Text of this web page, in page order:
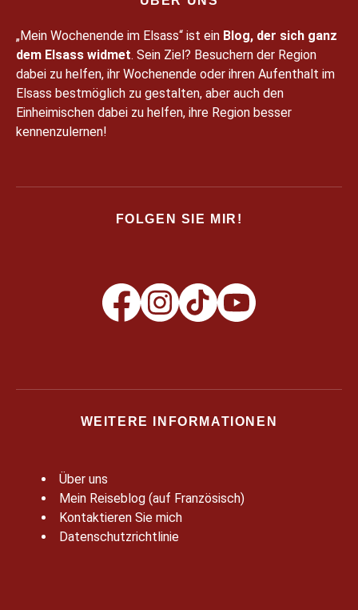
„Mein Wochenende im Elsass“ ist ein Blog, der sich ganz
dem Elsass widmet. Sein Ziel? Besuchern der Region
dabei zu helfen, ihr Wochenende oder ihren Aufenthalt im
Elsass bestmöglich zu gestalten, aber auch den
Einheimischen dabei zu helfen, ihre Region besser
kennenzulernen!
FOLGEN SIE MIR!
WEITERE INFORMATIONEN
Über uns
Mein Reiseblog (auf Französisch)
Kontaktieren Sie mich
Datenschutzrichtlinie